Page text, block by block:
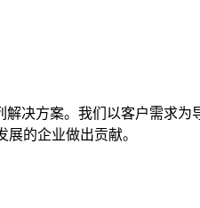
解决方案。我们以客户需求为
的企业做出贡献。